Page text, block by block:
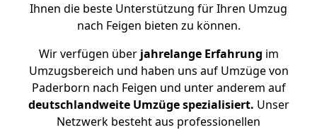
Ihnen die beste Unterstützung für Ihren Umzug
nach Feigen bieten zu können.
Wir verfügen überjahrelange Erfahrung im
Umzugsbereich und haben uns auf Umzüge von
Paderborn nach Feigen und unter anderem auf
deutschlandweite Umzüge spezialisiert. Unser
Netzwerk besteht aus professionellen